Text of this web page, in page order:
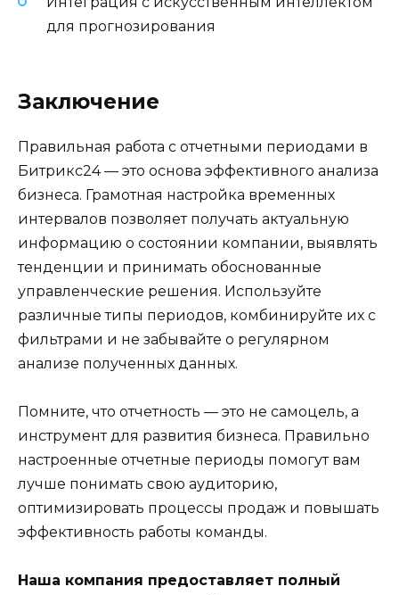
для прогнозирования
Заключение
Правильная работа с отчетными периодами в
Битрикс24 — это основа эффективного анализа
бизнеса. Грамотная настройка временных
интервалов позволяет получать актуальную
информацию о состоянии компании, выявлять
тенденции и принимать обоснованные
управленческие решения. Используйте
различные типы периодов, комбинируйте их с
фильтрами и не забывайте о регулярном
анализе полученных данных.
Помните, что отчетность — это не самоцель, а
инструмент для развития бизнеса. Правильно
настроенные отчетные периоды помогут вам
лучше понимать свою аудиторию,
оптимизировать процессы продаж и повышать
эффективность работы команды.
Наша компания предоставляет полный